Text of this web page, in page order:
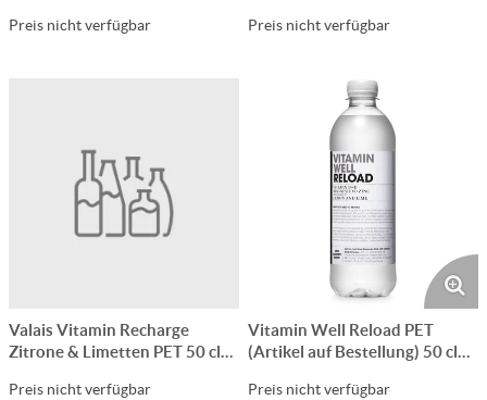
Preis nicht verfügbar Preis nicht verfügbar
Valais Vitamin Recharge
Zitrone & Limetten PET 50 cl
Preis nicht verfügbar
Vitamin Well Reload PET
(Artikel auf Bestellung) 50 cl
Preis nicht verfügbar